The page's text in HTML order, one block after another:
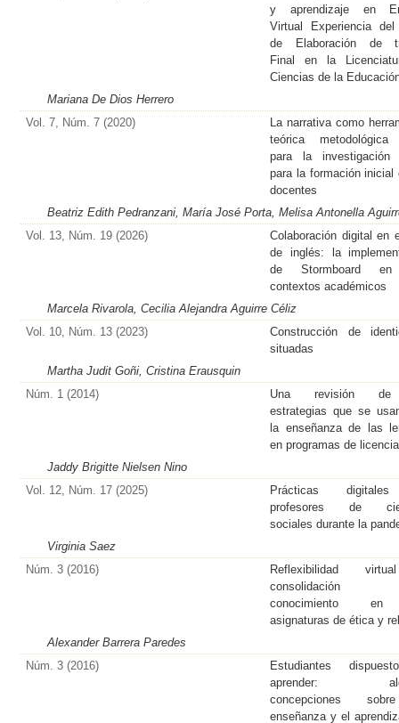
y aprendizaje en
Virtual Experiencia del
de Elaboración de
Final en la
Ciencias de la
Mariana De Dios Herrero
Vol. 7, Núm. 7 (2020)
La narrativa como
teórica metodológica
para la investigación
para la formación inicial
docentes
Beatriz Edith Pedranzani, María José Porta, Melisa Antonella
Vol. 13, Núm. 19 (2026)
Colaboración digital en
de inglés: la
de Stormboard
contextos académicos
Marcela Rivarola, Cecilia Alejandra Aguirre Céliz
Vol. 10, Núm. 13 (2023)
Construcción de
situadas
Martha Judit Goñi, Cristina Erausquin
Núm. 1 (2014)
Una revisión
estrategias que se
la enseñanza de las
en programas de
Jaddy Brigitte Nielsen Nino
Vol. 12, Núm. 17 (2025)
Prácticas
profesores de
sociales durante la
Virginia Saez
Núm. 3 (2016)
Reflexibilidad
consolidación
conocimiento
asignaturas de ética y
Alexander Barrera Paredes
Núm. 3 (2016)
Estudiantes
aprender:
concepciones
enseñanza y el